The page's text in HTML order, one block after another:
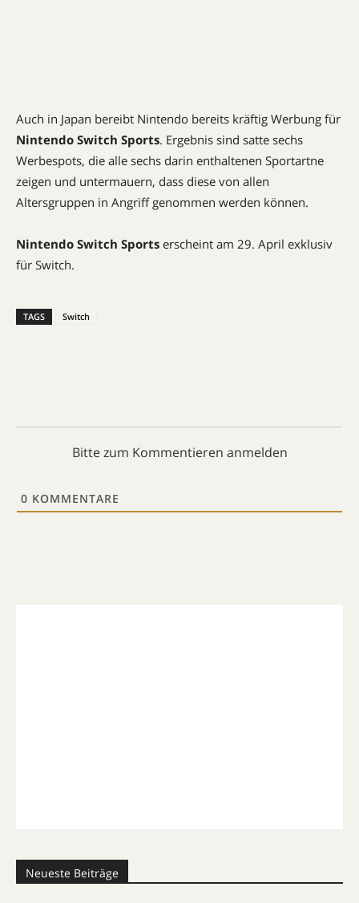
Auch in Japan bereibt Nintendo bereits kräftig Werbung für
Nintendo Switch Sports. Ergebnis sind satte sechs
Werbespots, die alle sechs darin enthaltenen Sportartne
zeigen und untermauern, dass diese von allen
Altersgruppen in Angriff genommen werden können.
Nintendo Switch Sports erscheint am 29. April exklusiv
für Switch.
TAGS Switch
Bitte zum Kommentieren anmelden
0 KOMMENTARE
Neueste Beiträge